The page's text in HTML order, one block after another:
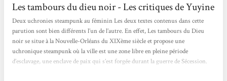
Les tambours du dieu noir - Les critiques de Yuyine
Deux uchronies steampunk au féminin Les deux textes contenus dans cette
parution sont bien différents l’un de l’autre. En effet, Les tambours du Dieu
noir se situe à la Nouvelle-Orléans du XIXème siècle et propose une
uchronique steampunk où la ville est une zone libre en pleine période
d’esclavage, une enclave de paix qui s’est forgée durant la guerre de Sécession.